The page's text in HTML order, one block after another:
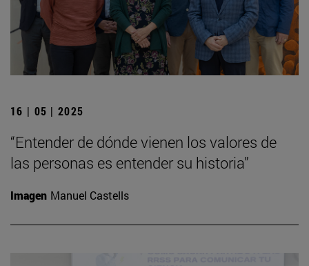
16 | 05 | 2025
“Entender de dónde vienen los valores de
las personas es entender su historia”
Imagen Manuel Castells